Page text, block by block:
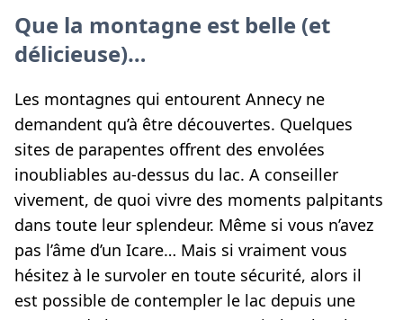
Que la montagne est belle (et
délicieuse)…
Les montagnes qui entourent Annecy ne
demandent qu’à être découvertes. Quelques
sites de parapentes offrent des envolées
inoubliables au-dessus du lac. A conseiller
vivement, de quoi vivre des moments palpitants
dans toute leur splendeur. Même si vous n’avez
pas l’âme d’un Icare… Mais si vraiment vous
hésitez à le survoler en toute sécurité, alors il
est possible de contempler le lac depuis une